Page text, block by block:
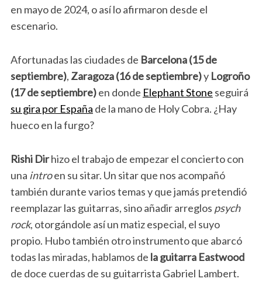
en mayo de 2024, o así lo afirmaron desde el
escenario.
Afortunadas las ciudades de Barcelona (15 de
septiembre), Zaragoza (16 de septiembre)y Logroño
(17 de septiembre)en donde Elephant Stone seguirá
su gira por España de la mano de Holy Cobra. ¿Hay
hueco en la furgo?
Rishi Dirhizo el trabajo de empezar el concierto con
una introen su sitar. Un sitar que nos acompañó
también durante varios temas y que jamás pretendió
reemplazar las guitarras, sino añadir arreglos psych
rock, otorgándole así un matiz especial, el suyo
propio. Hubo también otro instrumento que abarcó
todas las miradas, hablamos de la guitarra Eastwood
de doce cuerdas de su guitarrista Gabriel Lambert.